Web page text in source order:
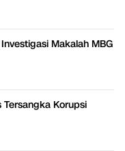
Makalah MBG
Korupsi